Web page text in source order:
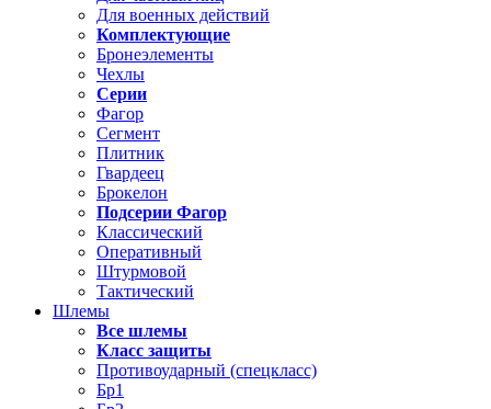
Для военных действий
Комплектующие
Бронеэлементы
Чехлы
Серии
Фагор
Сегмент
Плитник
Гвардеец
Брокелон
Подсерии Фагор
Классический
Оперативный
Штурмовой
Тактический
Шлемы
Все шлемы
Класс защиты
Противоударный (спецкласс)
Бр1